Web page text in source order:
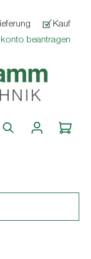
Kauf
beantragen